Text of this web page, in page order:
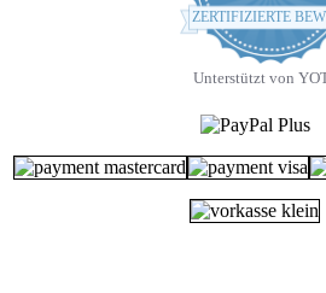
ZERTIFIZIERTE
Unterstützt von